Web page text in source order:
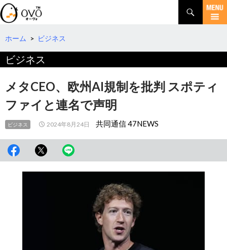
検
索
コ
テ
へ
動
ホーム > ビジネス
ビジネス
メタCEO、欧州AI規制を批判 スポティ
ファイと連名で声明
ビジネス 2024年8月24日 共同通信 47NEWS